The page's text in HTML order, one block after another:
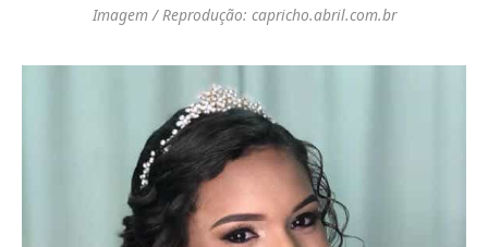
Imagem / Reprodução: capricho.abril.com.br